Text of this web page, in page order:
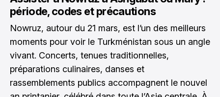
période, codes et précautions
Nowruz, autour du 21 mars, est l’un des meilleurs
moments pour voir le Turkménistan sous un angle
vivant. Concerts, tenues traditionnelles,
préparations culinaires, danses et
rassemblements publics accompagnent le nouvel